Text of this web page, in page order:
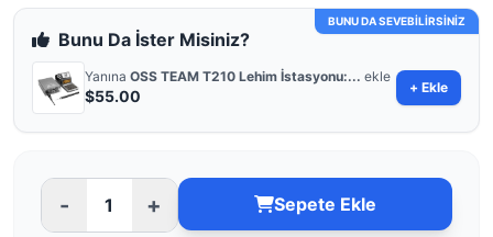
BUNU DA SEVEBİLİRSİNİZ
Bunu Da İster Misiniz?
Yanına OSS TEAM T210 Lehim İstasyonu:... ekle
$55.00 + Ekle
- + Sepete Ekle